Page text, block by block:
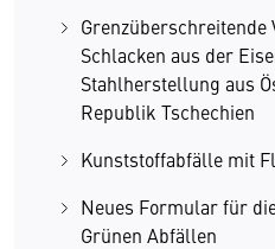
Grenzüberschreitende
Schlacken aus der
Stahlherstellung aus
Republik Tschechien
Kunststoffabfälle mit
Neues Formular für
Grünen Abfällen